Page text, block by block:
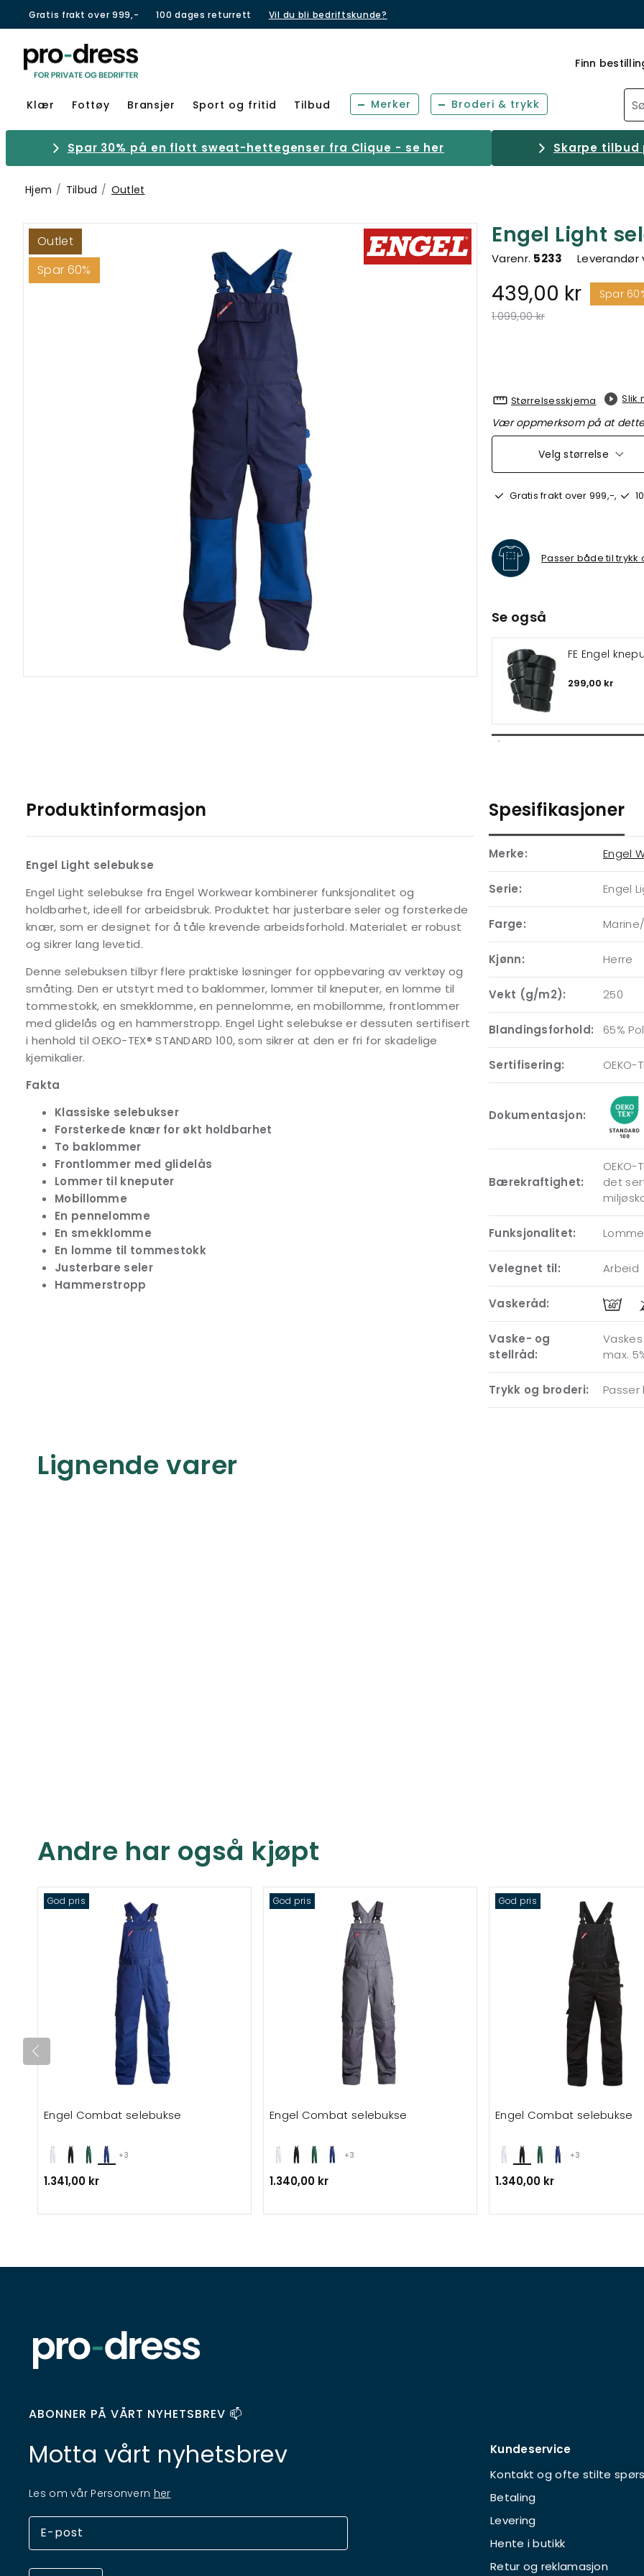
Gratis frakt over 999,- 100 dages returrett Vil du bli bedriftskunde?
Finn
Klær Fottøy Bransjer Sport og fritid Tilbud Merker Broderi & trykk
Spar 30% på en flott sweat-hettegenser fra Clique - se her Skarpe
Hjem Tilbud Outlet
Outlet
Spar 60%
Engel Light
Varenr. 5233 Leverandør
439,00 kr
Spar
Pris redusert fra
1.099,00 krtil
Størrelsesskjema Slik
Vær oppmerksom på at
Velg størrelse
Gratis frakt over 999,-,
Passer både til trykk
Se også
FE Engel
299,00 kr
Produktinformasjon
Engel Light selebukse
Engel Light selebukse fra Engel Workwear kombinerer funksjonalitet og
holdbarhet, ideell for arbeidsbruk. Produktet har justerbare seler og forsterkede
knær, som er designet for å tåle krevende arbeidsforhold. Materialet er robust
og sikrer lang levetid.
Denne selebuksen tilbyr flere praktiske løsninger for oppbevaring av verktøy og
småting. Den er utstyrt med to baklommer, lommer til kneputer, en lomme til
tommestokk, en smekklomme, en pennelomme, en mobillomme, frontlommer
med glidelås og en hammerstropp. Engel Light selebukse er dessuten sertifisert
i henhold til OEKO-TEX® STANDARD 100, som sikrer at den er fri for skadelige
kjemikalier.
Fakta
Klassiske selebukser
Forsterkede knær for økt holdbarhet
To baklommer
Frontlommer med glidelås
Lommer til kneputer
Mobillomme
En pennelomme
En smekklomme
En lomme til tommestokk
Justerbare seler
Hammerstropp
Spesifikasjoner
Merke: Engel
Serie: Engel
Farge:
Kjønn: Herre
Vekt (g/m2): 250
Blandingsforhold: 65%
Sertifisering: OEKO-
Dokumentasjon:
Bærekraftighet:
OEKO-
det
Funksjonalitet:
Velegnet til: Arbeid
Vaskeråd:
Vaske- og
stellråd:
max.
Trykk og broderi:
Lignende varer
Andre har også kjøpt
God pris
+3
Engel Combat selebukse
1.341,00 kr
God pris
+3
Engel Combat selebukse
1.340,00 kr
God pris
+3
Engel Combat selebukse
1.340,00 kr
ABONNER PÅ VÅRT NYHETSBREV 📫
Motta vårt nyhetsbrev
Les om vår Personvern her
Kundeservice
Kontakt og ofte stilte
Betaling
Levering
Hente i butikk
Retur og reklamasjon